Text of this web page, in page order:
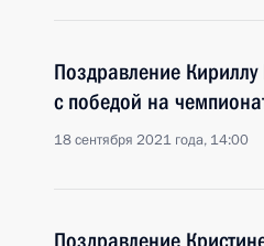
Поздравление
с победой на
18 сентября 2021 года, 14:00
Поздравление